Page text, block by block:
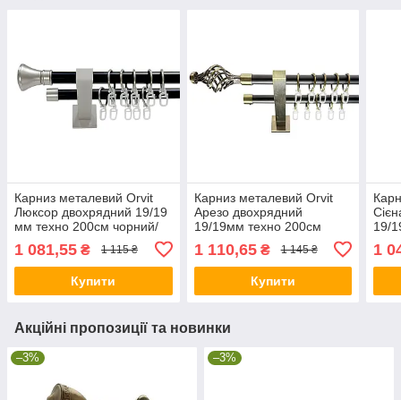
Карниз металевий Orvit
Люксор двохрядний 19/19
мм техно 200см чорний/
1 081,55 ₴ 1 115 ₴
Купити
Карниз металевий Orvit
Арезо двохрядний
19/19мм техно 200см
1 110,65₴ 1 145 ₴
Купити
19/
1
Акційні пропозиції та новинки
–3% –3%